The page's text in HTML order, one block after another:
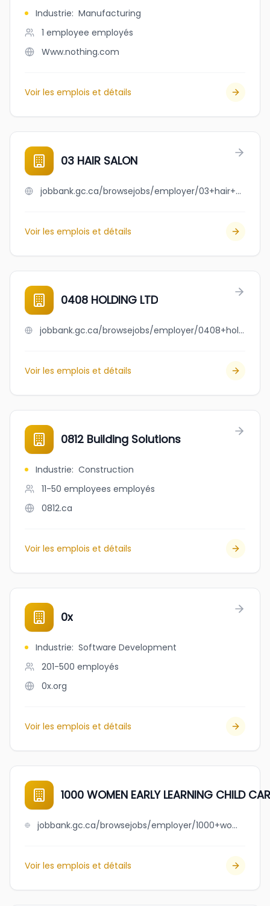
Industrie: Manufacturing
1 employee employés
Www.nothing.com
Voir les emplois et détails
03 HAIR SALON
jobbank.gc.ca/browsejobs/employer/03+hair+salon/ca
Voir les emplois et détails
0408 HOLDING LTD
jobbank.gc.ca/browsejobs/employer/0408+holding+ltd/ca
Voir les emplois et détails
0812 Building Solutions
Industrie: Construction
11-50 employees employés
0812.ca
Voir les emplois et détails
0x
Industrie: Software Development
201-500 employés
0x.org
Voir les emplois et détails
1000 WOMEN EARLY LEARNING CHILD
jobbank.gc.ca/browsejobs/employer/1000+women+early+learning+child+care+society/ca
Voir les emplois et détails